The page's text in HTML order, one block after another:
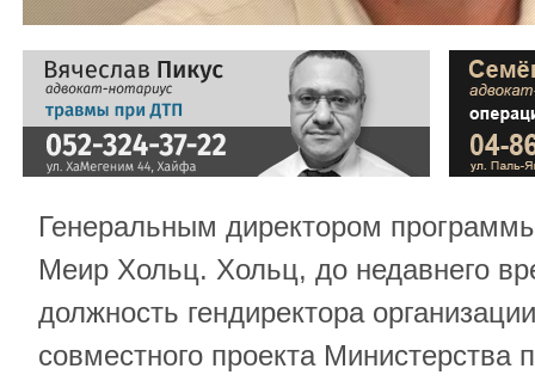
Генеральным директором
Меир Хольц. Хольц, до недавнего
должность гендиректора
совместного проекта Министерства